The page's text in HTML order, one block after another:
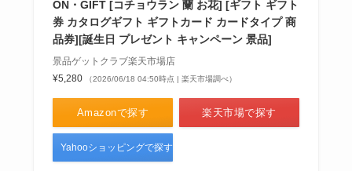
手作りは可能？
図書カードはどこで買える？使え
る店や買えるものなど調べてみま
した！
ON・GIFT [コチョウラン 蘭 お花] [ギフト ギフト
券 カタログギフト ギフトカード カードタイプ 商
品券][誕生日 プレゼント キャンペーン 景品]
景品ゲットクラブ楽天市場店
¥5,280
（2026/06/18 04:50時点 | 楽天市場調べ）
Amazonで探す 楽天市場で探す
Yahooショッピングで探す